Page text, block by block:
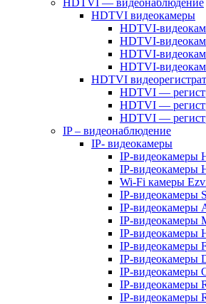
HDTVI — видеонаблюдение
HDTVI видеокамеры
HDTVI-
HDTVI-
HDTVI-
HDTVI-
HDTVI
HDTVI —
HDTVI —
HDTVI —
IP – видеонаблюдение
IP- видеокамеры
IP-видеокамеры
IP-видеокамеры
Wi-Fi камеры
IP-видеокамеры
IP-видеокамеры
IP-видеокамеры
IP-видеокамеры
IP-видеокамеры
IP-видеокамеры
IP-видеокамеры
IP-видеокамеры
IP-видеокамеры